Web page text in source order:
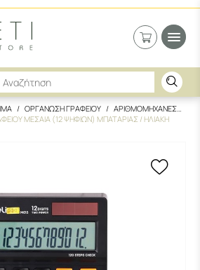
ΟΡΓΑΝΩΣΗ ΓΡΑΦΕΙΟΥ
ΑΡΙΘΜΟΜΗΧΑΝΕΣ
ΜΕΣΑΙΑ (12 ΨΗΦΙΩΝ) ΜΠΑΤΑΡΙΑΣ / ΗΛΙΑΚΗ